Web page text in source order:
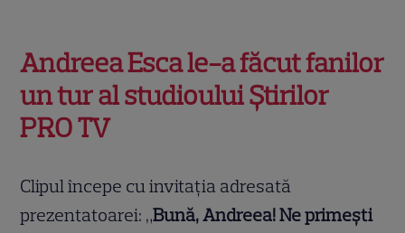
Andreea Esca le-a făcut fanilor
un tur al studioului Știrilor
PRO TV
Clipul începe cu invitația adresată
prezentatoarei: „Bună, Andreea! Ne primești